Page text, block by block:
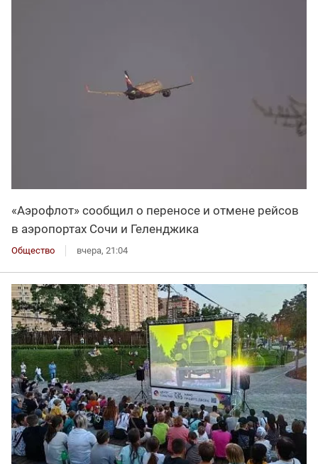
«Аэрофлот» сообщил о переносе и отмене рейсов
в аэропортах Сочи и Геленджика
Общество вчера, 21:04